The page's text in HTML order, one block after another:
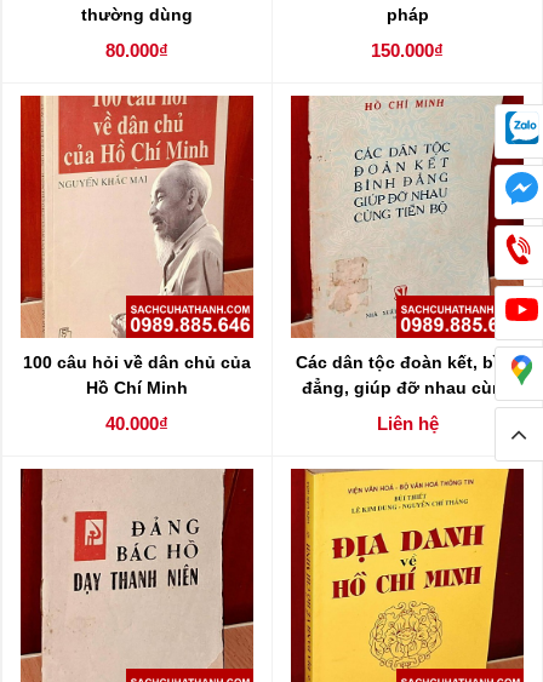
thường dùng
80.000₫
pháp
150.000₫
100 câu hỏi về dân chủ của
Hồ Chí Minh
40.000₫
Các dân tộc đoàn kết, bình
đẳng, giúp đỡ nhau cùng
tiến bộ
Liên hệ